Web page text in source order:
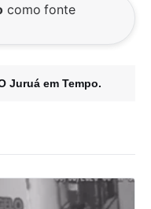
como fonte
Juruá em Tempo.